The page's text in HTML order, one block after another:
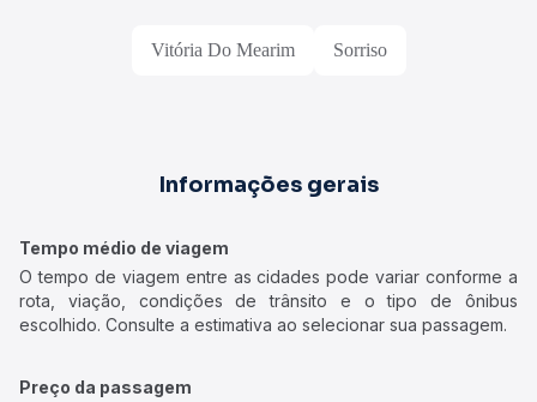
Vitória Do Mearim Sorriso
Informações gerais
Tempo médio de viagem
O tempo de viagem entre as cidades pode variar conforme a
rota, viação, condições de trânsito e o tipo de ônibus
escolhido. Consulte a estimativa ao selecionar sua passagem.
Preço da passagem